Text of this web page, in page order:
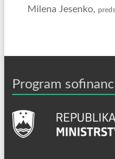
Milena Jesenko,
Program